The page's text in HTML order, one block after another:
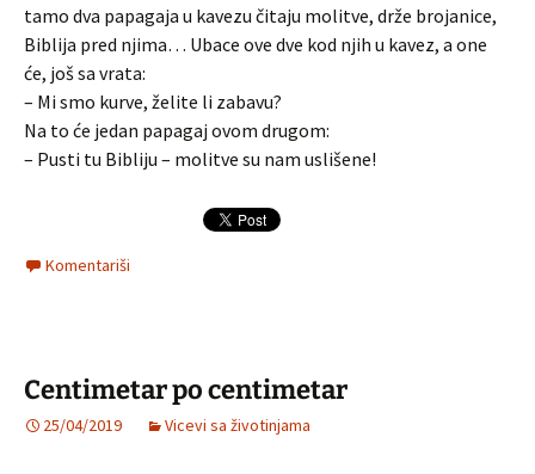
tamo dva papagaja u kavezu čitaju molitve, drže brojanice,
Biblija pred njima… Ubace ove dve kod njih u kavez, a one
će, još sa vrata:
– Mi smo kurve, želite li zabavu?
Na to će jedan papagaj ovom drugom:
– Pusti tu Bibliju – molitve su nam uslišene!
Komentariši
Centimetar po centimetar
25/04/2019 Vicevi sa životinjama